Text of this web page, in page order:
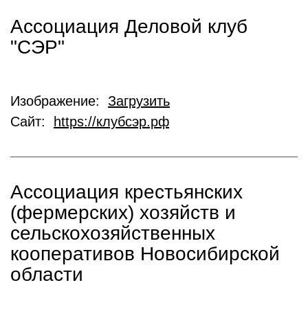
Ассоциация Деловой клуб
"СЭР"
Изображение: Загрузить
Сайт:
https://клубсэр.рф
Ассоциация крестьянских
(фермерских) хозяйств и
сельскохозяйственных
кооперативов Новосибирской
области